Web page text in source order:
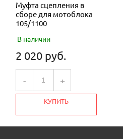
Муфта сцепления в
сборе для мотоблока
105/1100
В наличии
2 020 руб.
- +
КУПИТЬ